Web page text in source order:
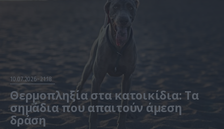
10.07.2026 21:18
Θερμοπληξία στα κατοικίδια: Τα
σημάδια που απαιτούν άμεση
δράση